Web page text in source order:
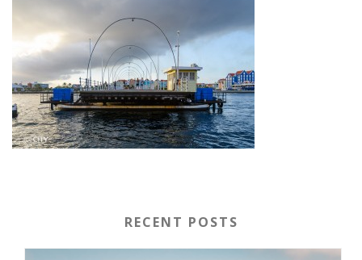
RECENT POSTS